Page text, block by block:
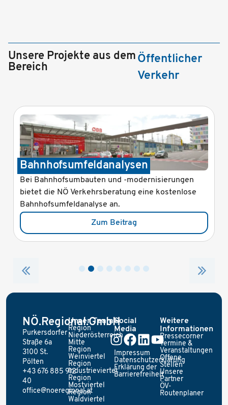
Unsere Projekte aus dem
Bereich
Öffentlicher
Verkehr
Bahnhofsumfeldanalysen
Bei Bahnhofsumbauten und -modernisierungen
bietet die NÖ Verkehrsberatung eine kostenlose
Bahnhofsumfeldanalyse an.
Zum Beitrag
NÖ.Regional.GmbH
Purkersdorfer
Straße 6a
3100 St.
Pölten
+43 676 885 912
40
office@noeregional.at
Unser Team
Region
Niederösterreich
Mitte
Region
Weinviertel
Region
Industrieviertel
Region
Mostviertel
Region
Waldviertel
Social
Media
Impressum
Datenschutzerklärung
Erklärung der
Barrierefreiheit
Weitere
Informationen
Pressecorner
Termine &
Veranstaltungen
Offene
Stellen
Unsere
Partner
ÖV-
Routenplaner